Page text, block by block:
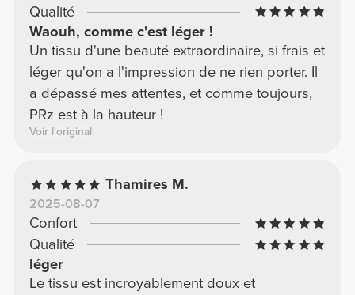
Qualité
Waouh, comme c'est léger !
Un tissu d'une beauté extraordinaire, si frais et
léger qu'on a l'impression de ne rien porter. Il
a dépassé mes attentes, et comme toujours,
PRz est à la hauteur !
Voir l'original
Thamires M.
2025-08-07
Confort
Qualité
léger
Le tissu est incroyablement doux et